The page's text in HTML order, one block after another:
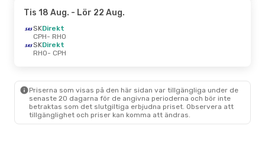
Tis 18 Aug. - Lör 22 Aug.
SKDirekt
CPH- RHO
SKDirekt
RHO- CPH
Priserna som visas på den här sidan var tillgängliga under de
senaste 20 dagarna för de angivna perioderna och bör inte
betraktas som det slutgiltiga erbjudna priset. Observera att
tillgänglighet och priser kan komma att ändras.